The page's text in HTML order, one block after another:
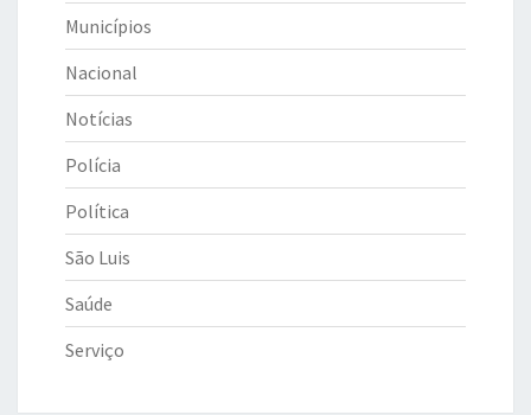
Municípios
Nacional
Notícias
Polícia
Política
São Luis
Saúde
Serviço